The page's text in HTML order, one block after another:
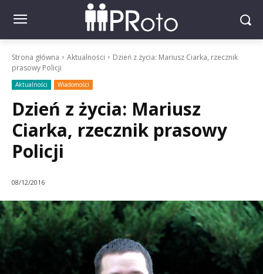
Strona główna Aktualności
Dzień z życia: Mariusz Ciarka, rzecznik
prasowy Policji
Aktualności Wiadomości
Dzień z życia: Mariusz
Ciarka, rzecznik prasowy
Policji
08/12/2016